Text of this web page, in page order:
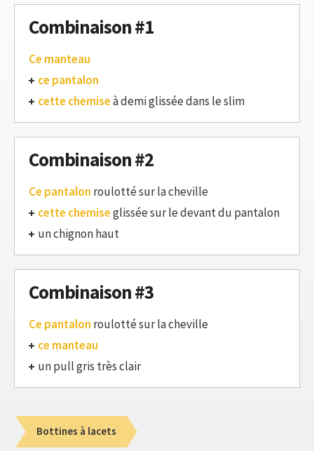
Combinaison #1
Ce manteau
ce pantalon
cette chemiseà demi glissée dans le slim
Combinaison #2
Ce pantalon roulotté sur la cheville
cette chemiseglissée sur le devant du pantalon
un chignon haut
Combinaison #3
Ce pantalon roulotté sur la cheville
ce manteau
un pull gris très clair
Bottines à lacets